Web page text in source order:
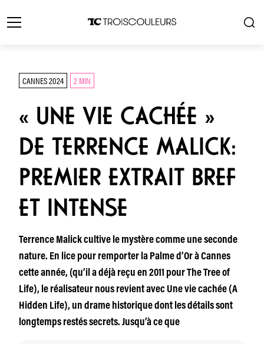
CANNES 2024 2 MIN
« UNE VIE CACHÉE »
DE TERRENCE MALICK:
PREMIER EXTRAIT BREF
ET INTENSE
Terrence Malick cultive le mystère comme une seconde
nature. En lice pour remporter la Palme d’Or à Cannes
cette année, (qu’il a déjà reçu en 2011 pour The Tree of
Life), le réalisateur nous revient avec Une vie cachée (A
Hidden Life), un drame historique dont les détails sont
longtemps restés secrets. Jusqu’à ce que